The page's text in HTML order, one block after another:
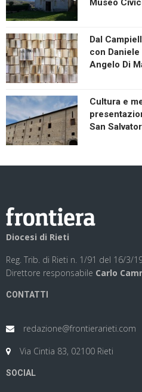
Museo
Dal
con
Angelo Di
Cultura e
San
Diocesi di Rieti
Reg. Trib. di Rieti n. 1/91 del 16/3/
Direttore responsabile Carlo
CONTATTI
redazione@frontierarieti.com
Via Cintia 83, 02100 Rieti
SOCIAL